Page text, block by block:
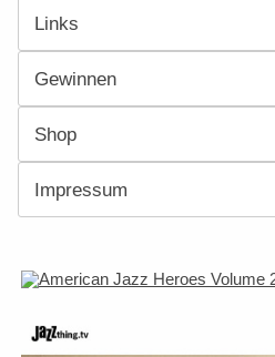
Links
Gewinnen
Shop
Impressum